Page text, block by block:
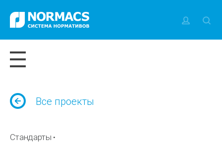
Все проекты
Стандарты